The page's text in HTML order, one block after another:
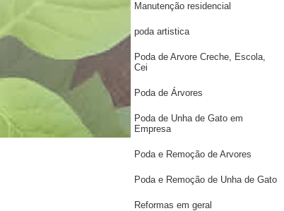
Manutenção residencial
poda artistica
Poda de Arvore Creche, Escola,
Cei
Poda de Árvores
Poda de Unha de Gato em
Empresa
Poda e Remoção de Arvores
Poda e Remoção de Unha de Gato
Reformas em geral